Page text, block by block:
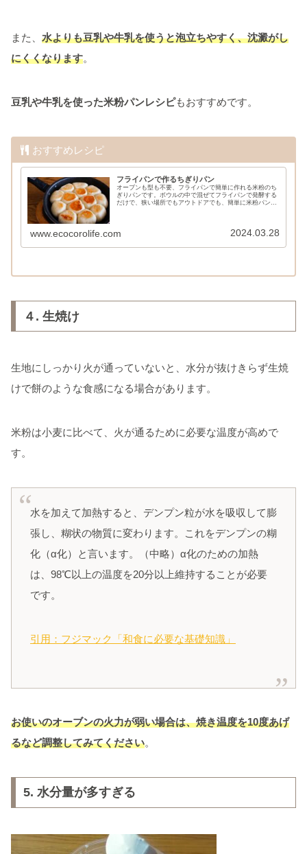
また、 水よりも豆乳や牛乳を使うと泡立ちやすく、沈澱がし
にくくなります。
豆乳や牛乳を使った米粉パンレシピもおすすめです。
おすすめレシピ
フライパンで作るちぎりパン
オーブンも型も不要、フライパンで簡単に作れる米粉のち
ぎりパンです。ボウルの中で混ぜてフライパンで発酵する
だけで、狭い場所でもアウトドアでも、簡単に米粉パンが
www.ecocorolife.com 2024.03.28
４. 生焼け
生地にしっかり火が通っていないと、水分が抜けきらず生焼
けで餅のような食感になる場合があります。
米粉は小麦に比べて、火が通るために必要な温度が高めで
す。
水を加えて加熱すると、デンプン粒が水を吸収して膨
張し、糊状の物質に変わります。これをデンプンの糊
化（α化）と言います。（中略）α化のための加熱
は、98℃以上の温度を20分以上維持することが必要
です。
引用：フジマック「和食に必要な基礎知識」
お使いのオーブンの火力が弱い場合は、焼き温度を10度あげ
るなど調整してみてください。
5. 水分量が多すぎる